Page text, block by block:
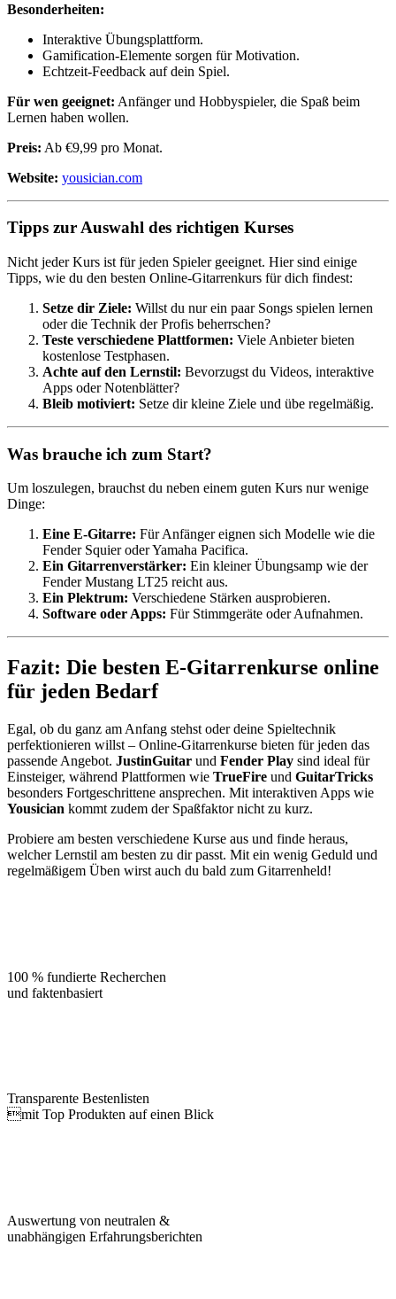
Besonderheiten:
Interaktive Übungsplattform.
Gamification-Elemente sorgen für Motivation.
Echtzeit-Feedback auf dein Spiel.
Für wen geeignet: Anfänger und Hobbyspieler, die Spaß beim
Lernen haben wollen.
Preis: Ab €9,99 pro Monat.
Website: yousician.com
Tipps zur Auswahl des richtigen Kurses
Nicht jeder Kurs ist für jeden Spieler geeignet. Hier sind einige
Tipps, wie du den besten Online-Gitarrenkurs für dich findest:
Setze dir Ziele: Willst du nur ein paar Songs spielen lernen
oder die Technik der Profis beherrschen?
Teste verschiedene Plattformen: Viele Anbieter bieten
kostenlose Testphasen.
Achte auf den Lernstil: Bevorzugst du Videos, interaktive
Apps oder Notenblätter?
Bleib motiviert: Setze dir kleine Ziele und übe regelmäßig.
Was brauche ich zum Start?
Um loszulegen, brauchst du neben einem guten Kurs nur wenige
Dinge:
Eine E-Gitarre: Für Anfänger eignen sich Modelle wie die
Fender Squier oder Yamaha Pacifica.
Ein Gitarrenverstärker: Ein kleiner Übungsamp wie der
Fender Mustang LT25 reicht aus.
Ein Plektrum: Verschiedene Stärken ausprobieren.
Software oder Apps: Für Stimmgeräte oder Aufnahmen.
Fazit: Die besten E-Gitarrenkurse online
für jeden Bedarf
Egal, ob du ganz am Anfang stehst oder deine Spieltechnik
perfektionieren willst – Online-Gitarrenkurse bieten für jeden das
passende Angebot. JustinGuitar und Fender Play sind ideal für
Einsteiger, während Plattformen wie TrueFire und GuitarTricks
besonders Fortgeschrittene ansprechen. Mit interaktiven Apps wie
Yousician kommt zudem der Spaßfaktor nicht zu kurz.
Probiere am besten verschiedene Kurse aus und finde heraus,
welcher Lernstil am besten zu dir passt. Mit ein wenig Geduld und
regelmäßigem Üben wirst auch du bald zum Gitarrenheld!
100 % fundierte Recherchen
und faktenbasiert
Transparente Bestenlisten
mit Top Produkten auf einen Blick
Auswertung von neutralen &
unabhängigen Erfahrungsberichten